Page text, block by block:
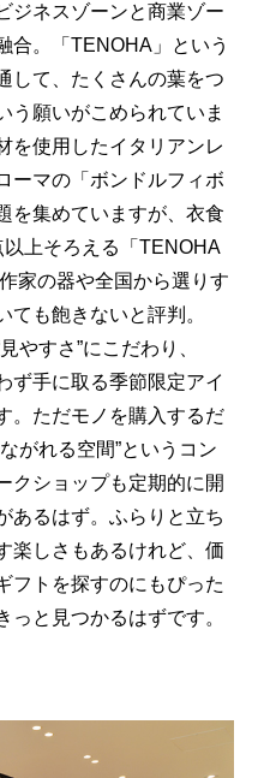
ジネスゾーンと商業ゾー
合。「TENOHA」という
して、たくさんの葉をつ
う願いがこめられていま
を使用したイタリアンレ
ーマの「ボンドルフィボ
を集めていますが、衣食
上そろえる「TENOHA
家の器や全国から選りす
ても飽きないと評判。
やすさ”にこだわり、
ず手に取る季節限定アイ
。ただモノを購入するだ
がれる空間”というコン
クショップも定期的に開
あるはず。ふらりと立ち
楽しさもあるけれど、価
フトを探すのにもぴった
っと見つかるはずです。